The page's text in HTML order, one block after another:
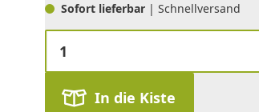
Sofort lieferbar | Schnellversand
In die Kiste